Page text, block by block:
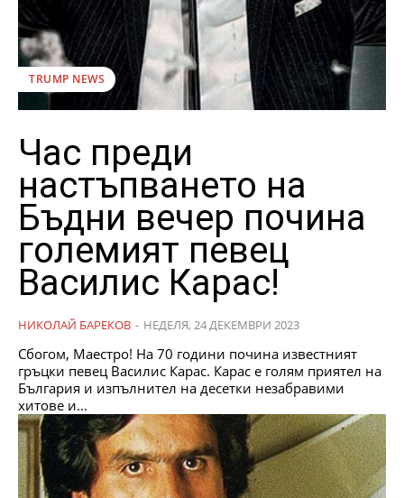
TRUMP NEWS
Час преди
настъпването на
Бъдни вечер почина
големият певец
Василис Карас!
НИКОЛАЙ БАРЕКОВ - НЕДЕЛЯ, 24 ДЕКЕМВРИ 2023
Сбогом, Маестро! На 70 години почина известният
гръцки певец Василис Карас. Карас е голям приятел на
България и изпълнител на десетки незабравими
хитове и...